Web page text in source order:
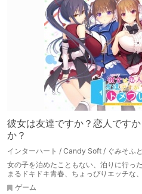
彼女は友達ですか？恋人です
か？
女の子を泊めたこともない、泊りに行っ
まるドキドキ青春、ちょっぴりエッチな
ゲーム